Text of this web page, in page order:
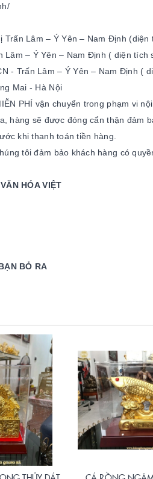
Trấn Lâm – Ý Yên – Nam Định (diện
Lâm – Ý Yên – Nam Định ( diện
- Trấn Lâm – Ý Yên – Nam Định (
Mai - Hà Nội
PHÍ vận chuyển trong phạm vi nội
hàng sẽ được đóng cẩn thận đảm
khi thanh toán tiền hàng.
tôi đảm bảo khách hàng có
HÓA VIỆT
BỎ RA